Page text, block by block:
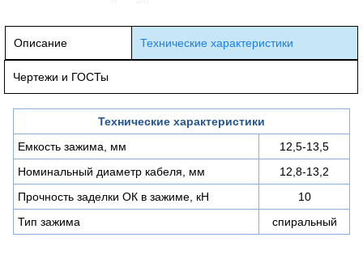
Описание Технические характеристики
Чертежи и ГОСТы
Технические характеристики
Емкость зажима, мм
12,5-13,5
Номинальный диаметр кабеля, мм
12,8-13,2
Прочность заделки ОК в зажиме, кН
10
Тип зажима
спиральный